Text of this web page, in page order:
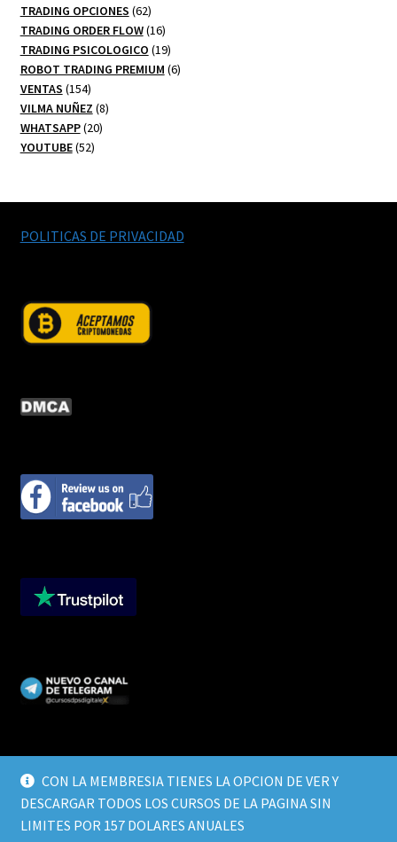
CON LA MEMBRESIA TIENES LA OPCION DE VER Y
DESCARGAR TODOS LOS CURSOS DE LA PAGINA SIN
LIMITES POR 157 DOLARES ANUALES
productos
TRADING OPCIONES 6262
productos
TRADING ORDER FLOW 1616
productos
TRADING PSICOLOGICO 1919
productos
ROBOT TRADING PREMIUM 66
VENTAS 154154
productos
VILMA NUÑEZ 88
WHATSAPP 2020
YOUTUBE 5252
POLITICAS DE PRIVACIDAD
© CURSOS DIGITALEX 2026
TERMINOS Y CONDICIONES
Built with WooCommerce